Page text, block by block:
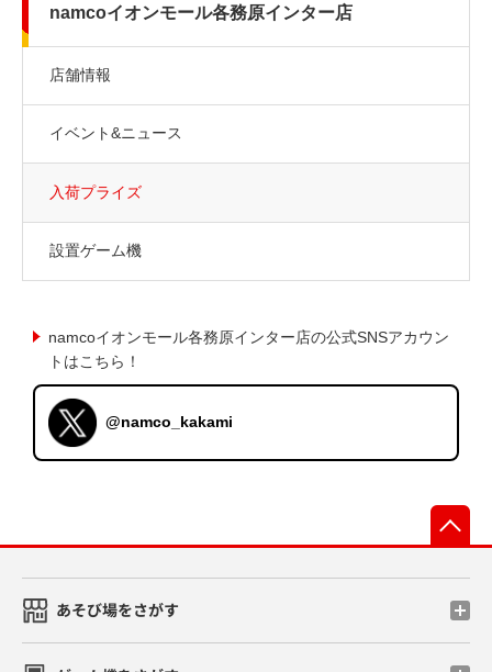
namcoイオンモール各務原インター店
店舗情報
イベント&ニュース
入荷プライズ
設置ゲーム機
namcoイオンモール各務原インター店の公式SNSアカウン
トはこちら！
@namco_kakami
あそび場をさがす